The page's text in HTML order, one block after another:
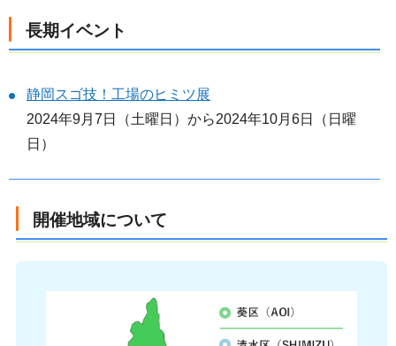
長期イベント
静岡スゴ技！工場のヒミツ展
2024年9月7日（土曜日）から2024年10月6日（日曜
日）
開催地域について